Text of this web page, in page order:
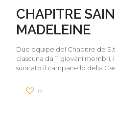
CHAPITRE
MADELEINE
Due equipe del Chapitre de
ciascuna da 11 giovani
suonato il campanello della
0